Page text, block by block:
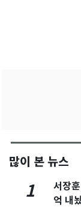
많이 본 뉴스
1
서장
억 내